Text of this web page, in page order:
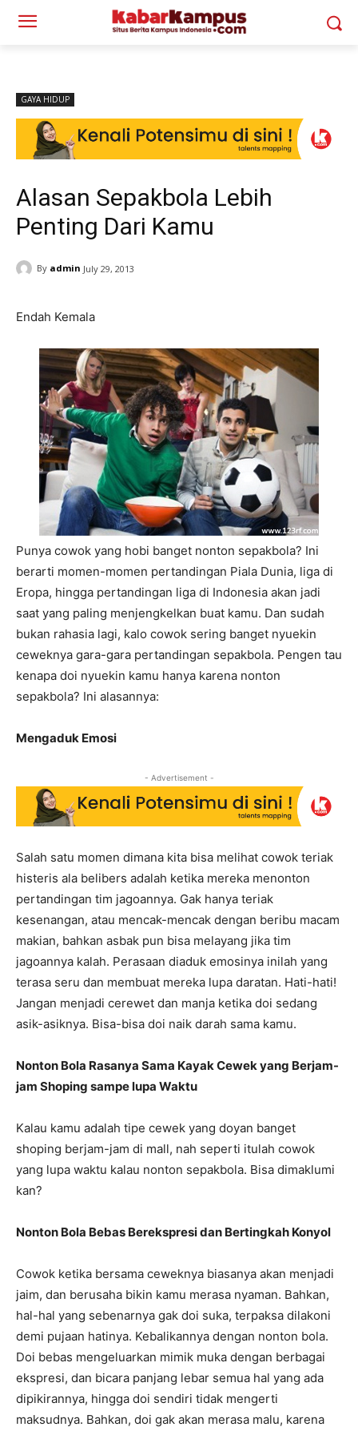
GAYA HIDUP
Alasan Sepakbola Lebih
Penting Dari Kamu
By admin July 29, 2013
Endah Kemala
Punya cowok yang hobi banget nonton sepakbola? Ini
berarti momen-momen pertandingan Piala Dunia, liga di
Eropa, hingga pertandingan liga di Indonesia akan jadi
saat yang paling menjengkelkan buat kamu. Dan sudah
bukan rahasia lagi, kalo cowok sering banget nyuekin
ceweknya gara-gara pertandingan sepakbola. Pengen tau
kenapa doi nyuekin kamu hanya karena nonton
sepakbola? Ini alasannya:
Mengaduk Emosi
- Advertisement -
Salah satu momen dimana kita bisa melihat cowok teriak
histeris ala belibers adalah ketika mereka menonton
pertandingan tim jagoannya. Gak hanya teriak
kesenangan, atau mencak-mencak dengan beribu macam
makian, bahkan asbak pun bisa melayang jika tim
jagoannya kalah. Perasaan diaduk emosinya inilah yang
terasa seru dan membuat mereka lupa daratan. Hati-hati!
Jangan menjadi cerewet dan manja ketika doi sedang
asik-asiknya. Bisa-bisa doi naik darah sama kamu.
Nonton Bola Rasanya Sama Kayak Cewek yang Berjam-
jam Shoping sampe lupa Waktu
Kalau kamu adalah tipe cewek yang doyan banget
shoping berjam-jam di mall, nah seperti itulah cowok
yang lupa waktu kalau nonton sepakbola. Bisa dimaklumi
kan?
Nonton Bola Bebas Berekspresi dan Bertingkah Konyol
Cowok ketika bersama ceweknya biasanya akan menjadi
jaim, dan berusaha bikin kamu merasa nyaman. Bahkan,
hal-hal yang sebenarnya gak doi suka, terpaksa dilakoni
demi pujaan hatinya. Kebalikannya dengan nonton bola.
Doi bebas mengeluarkan mimik muka dengan berbagai
ekspresi, dan bicara panjang lebar semua hal yang ada
dipikirannya, hingga doi sendiri tidak mengerti
maksudnya. Bahkan, doi gak akan merasa malu, karena